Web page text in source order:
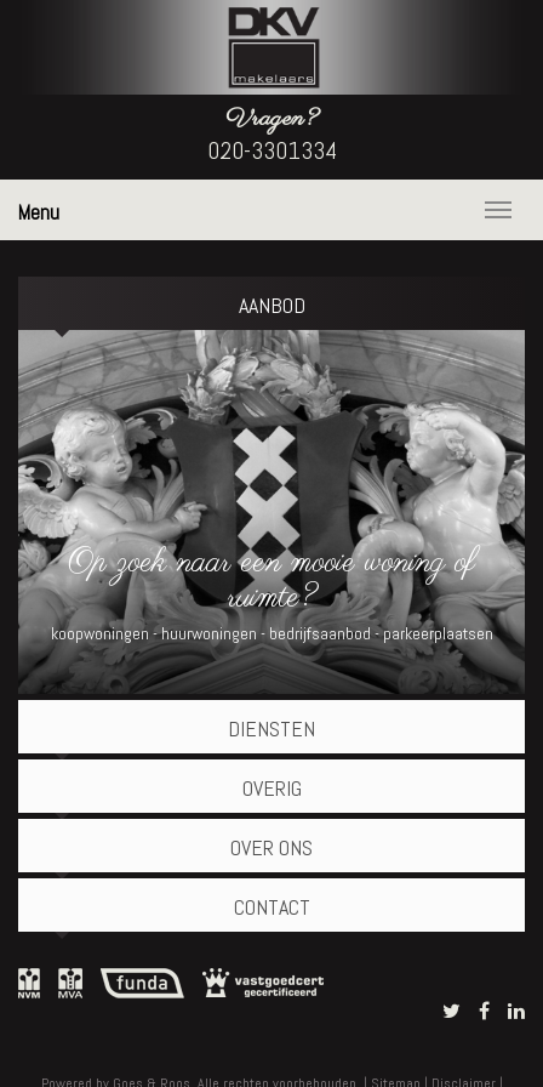
Vragen?
020-3301334
Menu
AANBOD
Op zoek naar een mooie woning of
ruimte?
koopwoningen -huurwoningen - bedrijfsaanbod-parkeerplaatsen
DIENSTEN
OVERIG
OVER ONS
CONTACT